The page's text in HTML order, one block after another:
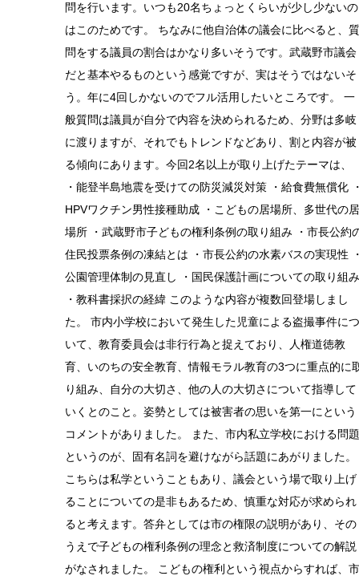
問を行います。いつも20名ちょっとくらいが少し少ないの
はこのためです。 ちなみに他自治体の議会に比べると、質
問をする議員の割合はかなり多いそうです。武蔵野市議会
だと基本やるものという感覚ですが、実はそうではないそ
う。年に4回しかないのでフル活用したいところです。 一
般質問は議員が自分で内容を決められるため、分野は多岐
に渡りますが、それでもトレンドなどあり、割と内容が被
る傾向にあります。今回2名以上が取り上げたテーマは、
・能登半島地震を受けての防災減災対策 ・給食費無償化
HPVワクチン男性接種助成 ・こどもの居場所、多世代の居
場所 ・武蔵野市子どもの権利条例の取り組み ・市長公約
住民投票条例の凍結とは ・市長公約の水素バスの実現性
公園管理体制の見直し ・国民保護計画についての取り組み
・教科書採択の経緯 このような内容が複数回登場しまし
た。 市内小学校において発生した児童による盗撮事件につ
いて、教育委員会は非行行為と捉えており、人権道徳教
育、いのちの安全教育、情報モラル教育の3つに重点的に
り組み、自分の大切さ、他の人の大切さについて指導して
いくとのこと。姿勢としては被害者の思いを第一にという
コメントがありました。 また、市内私立学校における問題
というのが、固有名詞を避けながら話題にあがりました。
こちらは私学ということもあり、議会という場で取り上げ
ることについての是非もあるため、慎重な対応が求められ
ると考えます。答弁としては市の権限の説明があり、その
うえで子どもの権利条例の理念と救済制度についての解説
がなされました。 こどもの権利という視点からすれば、市